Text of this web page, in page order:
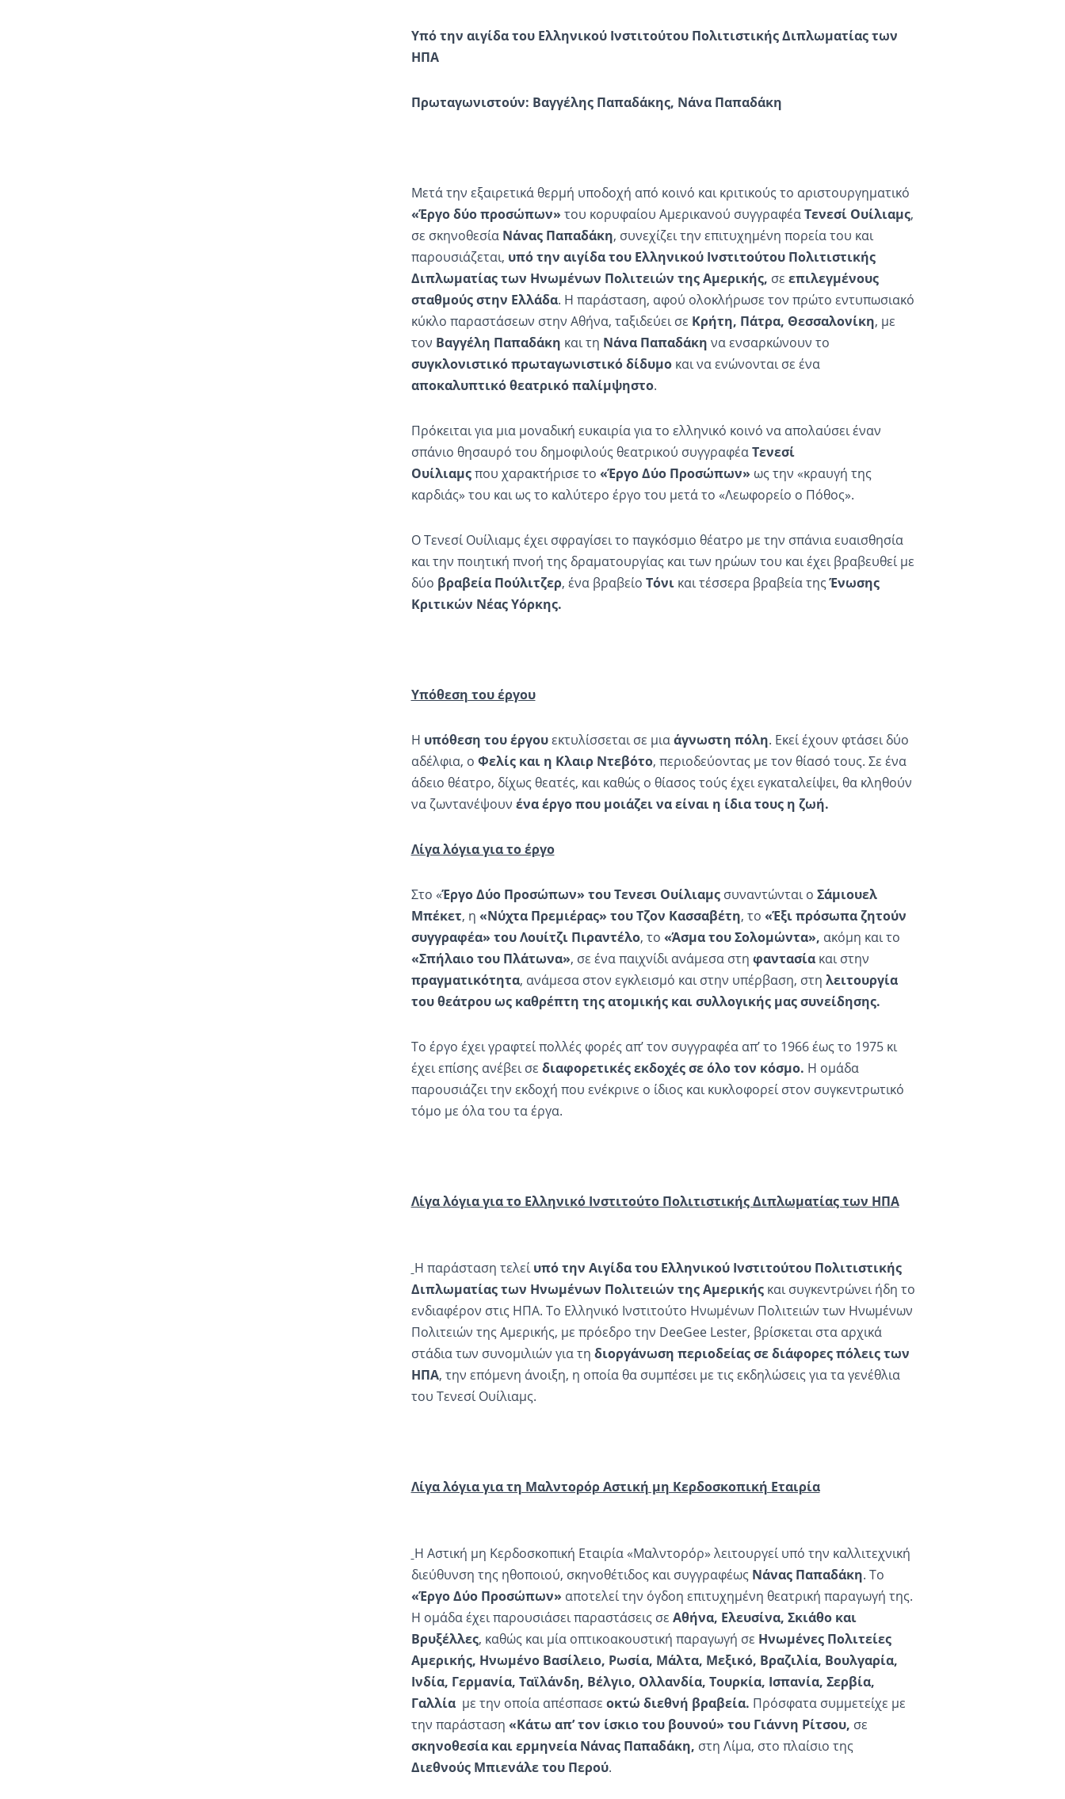
Υπό την αιγίδα του Ελληνικού Ινστιτούτου Πολιτιστικής Διπλωματίας των
ΗΠΑ
Πρωταγωνιστούν: Βαγγέλης Παπαδάκης, Νάνα Παπαδάκη
Μετά την εξαιρετικά θερμή υποδοχή από κοινό και κριτικούς το αριστουργηματικό
«Έργο δύο προσώπων» του κορυφαίου Αμερικανού συγγραφέαΤενεσί Ουίλιαμς,
σε σκηνοθεσία Νάνας Παπαδάκη, συνεχίζει την επιτυχημένη πορεία του και
παρουσιάζεται, υπό την αιγίδα του Ελληνικού Ινστιτούτου Πολιτιστικής
Διπλωματίας των Ηνωμένων Πολιτειών της Αμερικής, σε επιλεγμένους
σταθμούς στην Ελλάδα. Η παράσταση, αφού ολοκλήρωσε τον πρώτο εντυπωσιακό
κύκλο παραστάσεων στην Αθήνα, ταξιδεύει σε Κρήτη, Πάτρα, Θεσσαλονίκη, με
τον Βαγγέλη Παπαδάκη και τη Νάνα Παπαδάκη να ενσαρκώνουν το
συγκλονιστικό πρωταγωνιστικό δίδυμοκαι να ενώνονται σε ένα
αποκαλυπτικό θεατρικό παλίμψηστο.
Πρόκειται για μια μοναδική ευκαιρία για το ελληνικό κοινό να απολαύσει έναν
σπάνιο θησαυρό του δημοφιλούς θεατρικού συγγραφέαΤενεσί
Ουίλιαμς που χαρακτήρισε το «Έργο Δύο Προσώπων» ως την «κραυγή της
καρδιάς» του και ως το καλύτερο έργο του μετά το «Λεωφορείο ο Πόθος».
Ο Τενεσί Ουίλιαμς έχει σφραγίσει το παγκόσμιο θέατρο με την σπάνια ευαισθησία
και την ποιητική πνοή της δραματουργίας και των ηρώων του και έχει βραβευθεί με
δύο βραβεία Πούλιτζερ, ένα βραβείο Τόνικαι τέσσερα βραβεία τηςΈνωσης
Κριτικών Νέας Υόρκης.
Υπόθεση του έργου
Η υπόθεση του έργουεκτυλίσσεται σε μιαάγνωστη πόλη. Εκεί έχουν φτάσει δύο
αδέλφια, ο Φελίςκαι η Κλαιρ Ντεβότο, περιοδεύοντας με τον θίασό τους. Σε ένα
άδειο θέατρο, δίχως θεατές, και καθώς ο θίασος τούς έχει εγκαταλείψει, θα κληθούν
να ζωντανέψουν ένα έργο που μοιάζει να είναι η ίδια τους η ζωή.
Λίγα λόγια για το έργο
Στο «Έργο Δύο Προσώπων» τουΤενεσιΟυίλιαμςσυναντώνται ο Σάμιουελ
Μπέκετ, η «Νύχτα Πρεμιέρας» του Τζον Κασσαβέτη, το «Έξι πρόσωπα ζητούν
συγγραφέα» του Λουίτζι Πιραντέλο, το «Άσμα του Σολομώντα», ακόμη και το
«Σπήλαιο του Πλάτωνα», σε ένα παιχνίδι ανάμεσα στη φαντασίακαι στην
πραγματικότητα, ανάμεσα στον εγκλεισμό και στην υπέρβαση, στη λειτουργία
του θεάτρου ως καθρέπτη της ατομικής και συλλογικής μας συνείδησης.
Το έργο έχει γραφτεί πολλές φορές απ’ τον συγγραφέα απ’ το 1966 έως το 1975 κι
έχει επίσης ανέβει σε διαφορετικές εκδοχές σε όλο τον κόσμο. Η ομάδα
παρουσιάζει την εκδοχή που ενέκρινε ο ίδιος και κυκλοφορεί στον συγκεντρωτικό
τόμο με όλα του τα έργα.
Λίγα λόγια για το Ελληνικό Ινστιτούτο Πολιτιστικής Διπλωματίας των ΗΠΑ
Η παράσταση τελείυπό την Αιγίδα του Ελληνικού Ινστιτούτου Πολιτιστικής
Διπλωματίας των Ηνωμένων Πολιτειών της Αμερικήςκαι συγκεντρώνει ήδη το
ενδιαφέρον στις ΗΠΑ. Το Ελληνικό Ινστιτούτο Ηνωμένων Πολιτειών των Ηνωμένων
Πολιτειών της Αμερικής, με πρόεδρο την DeeGee Lester, βρίσκεται στα αρχικά
στάδια των συνομιλιών για τη διοργάνωση περιοδείας σε διάφορες πόλεις των
ΗΠΑ, την επόμενη άνοιξη, η οποία θα συμπέσει με τις εκδηλώσεις για τα γενέθλια
του Τενεσί Oυίλιαμς.
Λίγα λόγια για τη Μαλντορόρ Αστική μη Κερδοσκοπική Εταιρία
Η Αστική μη Κερδοσκοπική Εταιρία «Μαλντορόρ» λειτουργεί υπό την καλλιτεχνική
διεύθυνση της ηθοποιού, σκηνοθέτιδος και συγγραφέως Νάνας Παπαδάκη. Το
«Έργο Δύο Προσώπων» αποτελεί την όγδοη επιτυχημένη θεατρική παραγωγή της.
H ομάδα έχει παρουσιάσει παραστάσεις σε Αθήνα, Ελευσίνα, Σκιάθο και
Βρυξέλλες, καθώς και μία οπτικοακουστική παραγωγή σε Ηνωμένες Πολιτείες
Αμερικής, Ηνωμένο Βασίλειο, Ρωσία, Μάλτα, Μεξικό, Βραζιλία, Βουλγαρία,
Ινδία, Γερμανία, Ταϊλάνδη, Βέλγιο, Ολλανδία, Τουρκία, Ισπανία, Σερβία,
Γαλλίαμε την οποία απέσπασε οκτώ διεθνή βραβεία. Πρόσφατα συμμετείχε με
την παράσταση «Κάτω απ’ τον ίσκιο του βουνού» του Γιάννη Ρίτσου, σε
σκηνοθεσία και ερμηνεία Νάνας Παπαδάκη, στη Λίμα, στο πλαίσιο της
Διεθνούς Μπιενάλε του Περού.